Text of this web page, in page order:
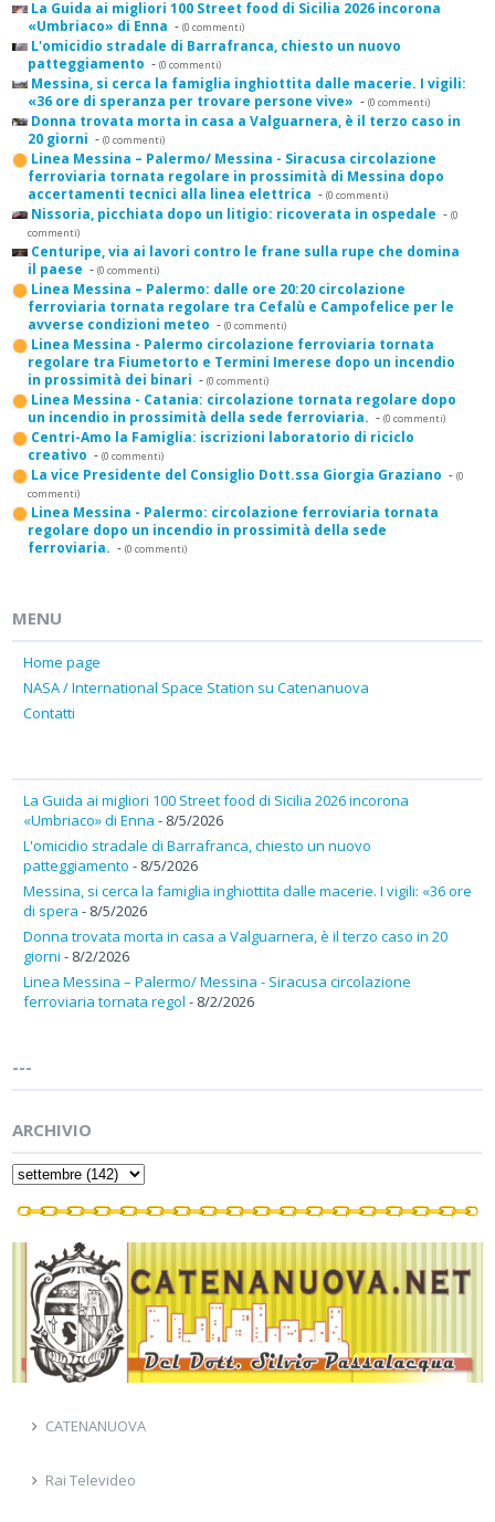
La Guida ai migliori 100 Street food di Sicilia 2026 incorona
«Umbriaco» di Enna - (0 commenti)
L'omicidio stradale di Barrafranca, chiesto un nuovo
patteggiamento - (0 commenti)
Messina, si cerca la famiglia inghiottita dalle macerie. I vigili:
«36 ore di speranza per trovare persone vive» - (0 commenti)
Donna trovata morta in casa a Valguarnera, è il terzo caso in
20 giorni - (0 commenti)
Linea Messina – Palermo/ Messina - Siracusa circolazione
ferroviaria tornata regolare in prossimità di Messina dopo
accertamenti tecnici alla linea elettrica - (0 commenti)
Nissoria, picchiata dopo un litigio: ricoverata in ospedale - (0
commenti)
Centuripe, via ai lavori contro le frane sulla rupe che domina
il paese - (0 commenti)
Linea Messina – Palermo: dalle ore 20:20 circolazione
ferroviaria tornata regolare tra Cefalù e Campofelice per le
avverse condizioni meteo - (0 commenti)
Linea Messina - Palermo circolazione ferroviaria tornata
regolare tra Fiumetorto e Termini Imerese dopo un incendio
in prossimità dei binari - (0 commenti)
Linea Messina - Catania: circolazione tornata regolare dopo
un incendio in prossimità della sede ferroviaria. - (0 commenti)
Centri-Amo la Famiglia: iscrizioni laboratorio di riciclo
creativo - (0 commenti)
La vice Presidente del Consiglio Dott.ssa Giorgia Graziano - (0
commenti)
Linea Messina - Palermo: circolazione ferroviaria tornata
regolare dopo un incendio in prossimità della sede
ferroviaria. - (0 commenti)
MENU
Home page
NASA / International Space Station su Catenanuova
Contatti
La Guida ai migliori 100 Street food di Sicilia 2026 incorona
«Umbriaco» di Enna - 8/5/2026
L'omicidio stradale di Barrafranca, chiesto un nuovo
patteggiamento - 8/5/2026
Messina, si cerca la famiglia inghiottita dalle macerie. I vigili: «36 ore
di spera - 8/5/2026
Donna trovata morta in casa a Valguarnera, è il terzo caso in 20
giorni - 8/2/2026
Linea Messina – Palermo/ Messina - Siracusa circolazione
ferroviaria tornata regol - 8/2/2026
---
ARCHIVIO
CATENANUOVA
Rai Televideo